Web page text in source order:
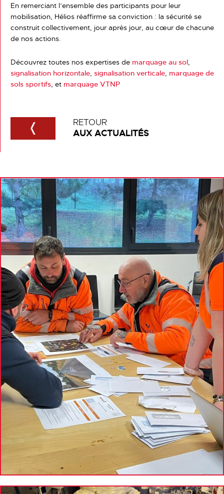
En remerciant l’ensemble des participants pour leur
mobilisation, Hélios réaffirme sa conviction : la sécurité se
construit collectivement, jour après jour, au cœur de chacune
de nos actions.
Découvrez toutes nos expertises de marquage au sol,
signalisation horizontale, signalisation verticale, marquage de
sols sportifs, et marquage VTNP
RETOUR
AUX ACTUALITÉS